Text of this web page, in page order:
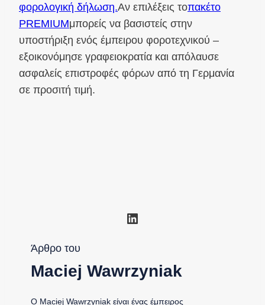
φορολογική δήλωση.Αν επιλέξεις τοπακέτο
PREMIUMμπορείς να βασιστείς στην
υποστήριξη ενός έμπειρου φοροτεχνικού –
εξοικονόμησε γραφειοκρατία και απόλαυσε
ασφαλείς επιστροφές φόρων από τη Γερμανία
σε προσιτή τιμή.
Linkedin
Άρθρο του
Maciej Wawrzyniak
Ο Maciej Wawrzyniak είναι ένας έμπειρος